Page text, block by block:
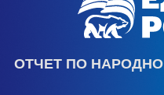
ОТЧЕТ ПО